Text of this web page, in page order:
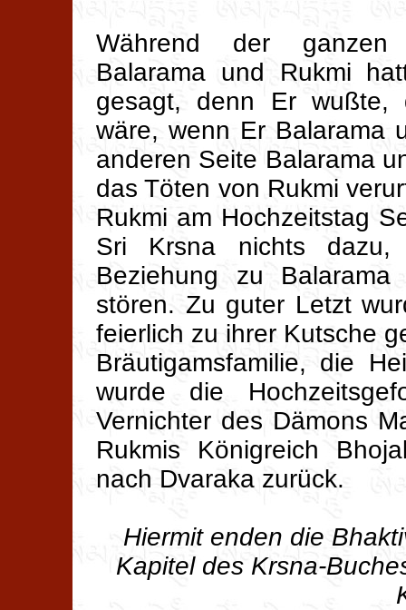
Während der ganzen
Balarama und Rukmi
gesagt, denn Er wußte,
wäre, wenn Er Balarama
anderen Seite Balarama
das Töten von Rukmi
Rukmi am Hochzeitstag
Sri Krsna nichts dazu,
Beziehung zu
stören. Zu guter Letzt
feierlich zu ihrer Kutsche
Bräutigamsfamilie, die
wurde die
Vernichter des Dämons
Rukmis Königreich
nach Dvaraka zurück.
Hiermit enden die
Kapitel des Krsna-